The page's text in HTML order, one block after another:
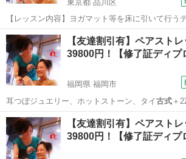
東京都 品川区
【レッスン内容】ヨガマット等を床に引いて行う
す。レッスンは学科と実技を行い、体感して頂き
を脱がずそのまま行います。お客様へ圧をゆっく
いくテクニックと、ヨガの要素を兼ね備え...
東京 品川区 マッサージ
【友達割引有】ペアスト
39800円！【修了証ディ
福岡県 福岡市
耳つぼジュエリー、ホットストーン、タイ古式＋
福岡 福岡市 整体
【友達割引有】ペアスト
39800円！【修了証ディ